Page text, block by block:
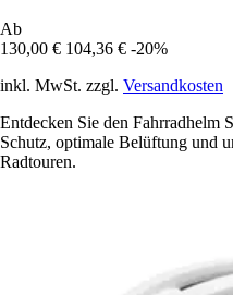
Ab
130,00 € 104,36 € -20%
inkl. MwSt. zzgl. Versandkosten
Entdecken Sie den Fahrradhelm
Schutz, optimale Belüftung und
Radtouren.